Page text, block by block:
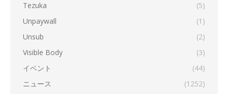
Tezuka
(5)
Unpaywall
(1)
Unsub
(2)
Visible Body
(3)
イベント
(44)
ニュース
(1252)